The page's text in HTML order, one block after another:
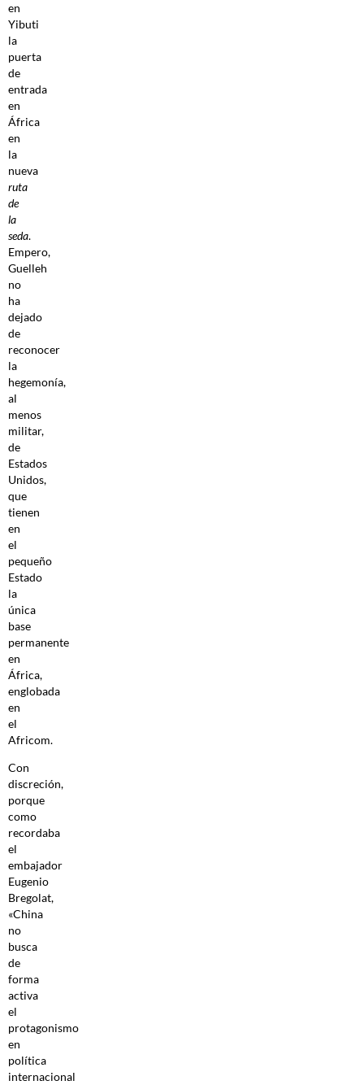
en
Yibuti
la
puerta
de
entrada
en
África
en
la
nueva
ruta
de
la
seda.
Empero,
Guelleh
no
ha
dejado
de
reconocer
la
hegemonía,
al
menos
militar,
de
Estados
Unidos,
que
tienen
en
el
pequeño
Estado
la
única
base
permanente
en
África,
englobada
en
el
Africom.
Con
discreción,
porque
como
recordaba
el
embajador
Eugenio
Bregolat,
«China
no
busca
de
forma
activa
el
protagonismo
en
política
internacional